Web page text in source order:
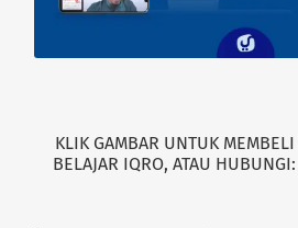
KLIK GAMBAR UNTUK
BELAJAR IQRO, ATAU